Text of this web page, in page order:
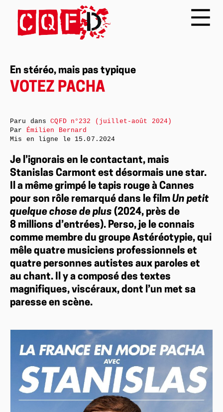
En stéréo, mais pas typique
VOTEZ PACHA
Je l’ignorais en le contactant, mais
Stanislas Carmont est désormais une star.
Il a même grimpé le tapis rouge à Cannes
pour son rôle remarqué dans le film Un petit
quelque chose de plus (2024, près de
8 millions d’entrées). Perso, je le connais
comme membre du groupe Astéréotypie, qui
mêle quatre musiciens professionnels et
quatre personnes autistes aux paroles et
au chant. Il y a composé des textes
magnifiques, viscéraux, dont l’un met sa
paresse en scène.
Paru dansCQFD n°232 (juillet-août 2024)
Par Émilien Bernard
Mis en ligne le 15.07.2024